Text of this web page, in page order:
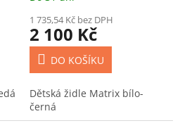
1 735,54 Kč bez DPH
2 100 Kč
DO KOŠÍKU
Dětská židle Matrix bílo-
černá